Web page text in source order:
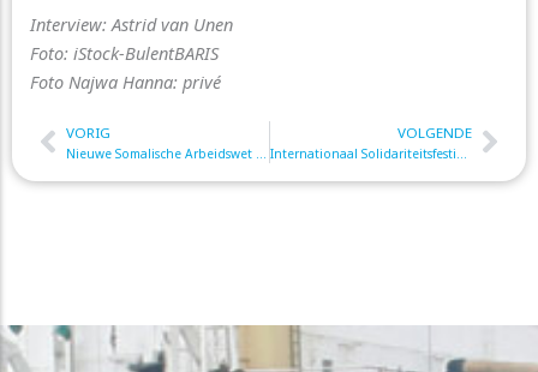
Interview: Astrid van Unen
Foto: iStock-BulentBARIS
Foto Najwa Hanna: privé
Prev
VORIG VOLGENDE